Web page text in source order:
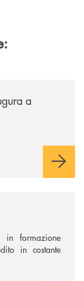
a
formazione
in costante